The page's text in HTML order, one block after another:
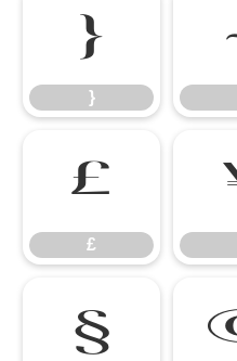
}
}
£
£
§